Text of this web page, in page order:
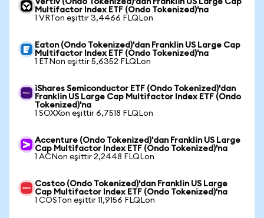
Vertiv (Ondo Tokenized)'dan Franklin US Large Cap
Multifactor Index ETF (Ondo Tokenized)'na
1 VRTon eşittir 3,4466 FLQLon
Eaton (Ondo Tokenized)'dan Franklin US Large Cap
Multifactor Index ETF (Ondo Tokenized)'na
1 ETNon eşittir 5,6352 FLQLon
iShares Semiconductor ETF (Ondo Tokenized)'dan
Franklin US Large Cap Multifactor Index ETF (Ondo
Tokenized)'na
1 SOXXon eşittir 6,7518 FLQLon
Accenture (Ondo Tokenized)'dan Franklin US Large
Cap Multifactor Index ETF (Ondo Tokenized)'na
1 ACNon eşittir 2,2448 FLQLon
Costco (Ondo Tokenized)'dan Franklin US Large
Cap Multifactor Index ETF (Ondo Tokenized)'na
1 COSTon eşittir 11,9156 FLQLon